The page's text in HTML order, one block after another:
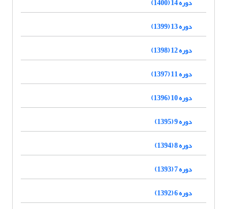
دوره 13 (1399)
دوره 12 (1398)
دوره 11 (1397)
دوره 10 (1396)
دوره 9 (1395)
دوره 8 (1394)
دوره 7 (1393)
دوره 6 (1392)